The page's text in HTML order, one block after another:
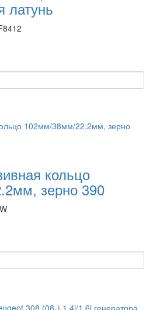
латунь
кольцо
зерно 390